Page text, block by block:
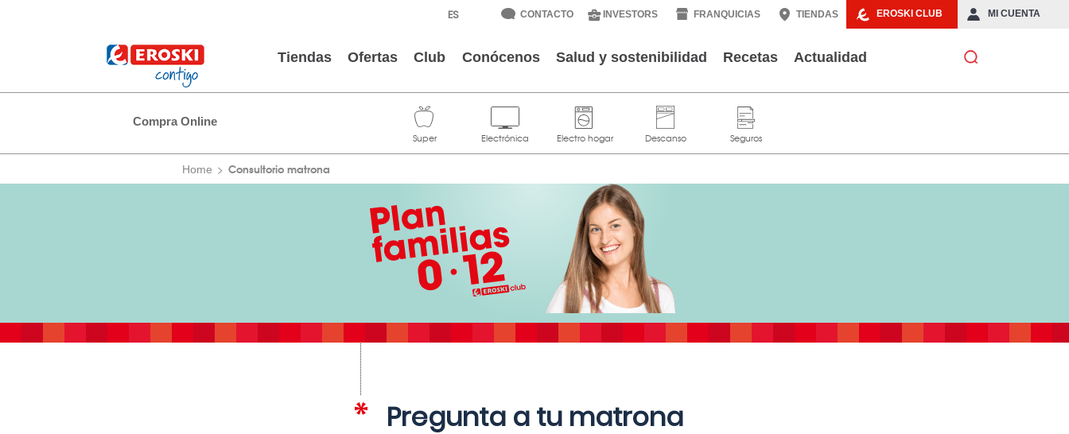
EROSKI CLUB MI CUENTA
CONTACTO INVESTORS FRANQUICIAS TIENDAS
Tiendas Ofertas Club Conócenos Salud y sostenibilidad Recetas Actualidad
Compra Online
Home Consultorio matrona
Pregunta a tu matrona